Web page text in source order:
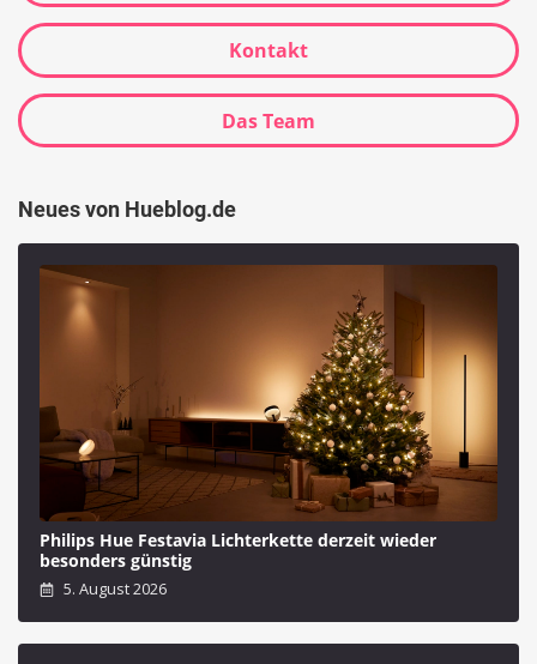
Kontakt
Das Team
Neues von Hueblog.de
Philips Hue Festavia Lichterkette derzeit wieder
besonders günstig
5. August 2026